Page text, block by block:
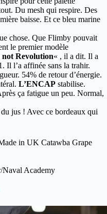
Du mesh qui respire. Des
baisse. Et ce bleu marine
chose. Que Flimby pouvait
le premier modèle
Revolution« , il a dit. Il a
Il l’a affinée sans la trahir.
54% de retour d’énergie.
L’ENCAP stabilise.
ça fatigue un peu. Normal,
du jus ! Avec ce bordeaux qui
in UK Catawba Grape
Naval Academy